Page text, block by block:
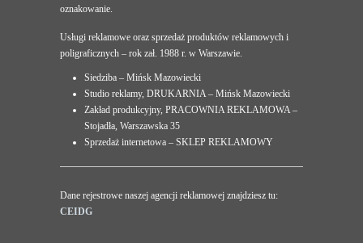
oznakowanie.
Usługi reklamowe oraz sprzedaż produktów reklamowych i
poligraficznych – rok zał. 1988 r. w Warszawie.
Siedziba – Mińsk Mazowiecki
Studio reklamy, DRUKARNIA – Mińsk Mazowiecki
Zakład produkcyjny, PRACOWNIA REKLAMOWA –
Stojadła, Warszawska 35
Sprzedaż internetowa – SKLEP REKLAMOWY
Dane rejestrowe naszej agencji reklamowej znajdziesz tu:
CEIDG